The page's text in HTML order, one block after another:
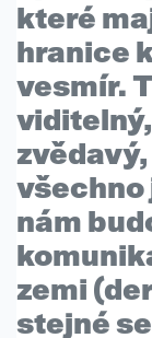
které
hranice
vesmír.
všechno
nám
zemi (
stejné